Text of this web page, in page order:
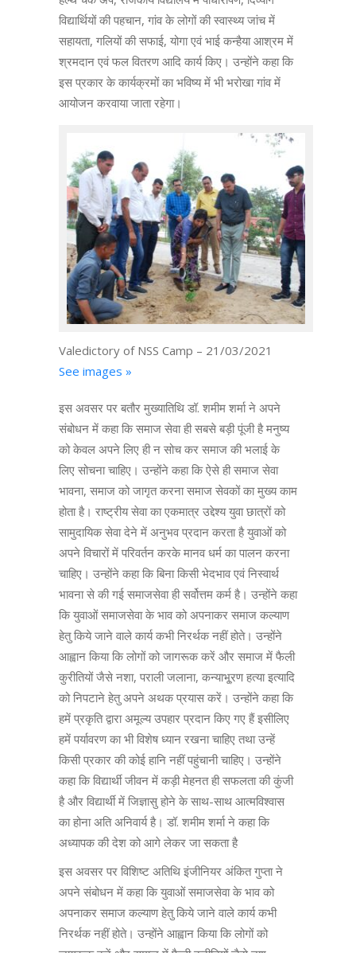
विद्यार्थियों की पहचान, गांव के लोगों की स्वास्थ्य जांच में
सहायता, गलियों की सफाई, योगा एवं भाई कन्हैया आश्रम में
श्रमदान एवं फल वितरण आदि कार्य किए। उन्होंने कहा कि
इस प्रकार के कार्यक्रमों का भविष्य में भी भरोखा गांव में
आयोजन करवाया जाता रहेगा।
Valedictory of NSS Camp – 21/03/2021
See images »
इस अवसर पर बतौर मुख्यातिथि डॉ. शमीम शर्मा ने अपने
संबोधन में कहा कि समाज सेवा ही सबसे बड़ी पूंजी है मनुष्य
को केवल अपने लिए ही न सोच कर समाज की भलाई के
लिए सोचना चाहिए। उन्होंने कहा कि ऐसे ही समाज सेवा
भावना, समाज को जागृत करना समाज सेवकों का मुख्य काम
होता है। राष्ट्रीय सेवा का एकमात्र उद्देश्य युवा छात्रों को
सामुदायिक सेवा देने में अनुभव प्रदान करता है युवाओं को
अपने विचारों में परिवर्तन करके मानव धर्म का पालन करना
चाहिए। उन्होंने कहा कि बिना किसी भेदभाव एवं निस्वार्थ
भावना से की गई समाजसेवा ही सर्वोत्तम कर्म है। उन्होंने कहा
कि युवाओं समाजसेवा के भाव को अपनाकर समाज कल्याण
हेतु किये जाने वाले कार्य कभी निरर्थक नहीं होते। उन्होंने
आह्वान किया कि लोगों को जागरूक करें और समाज में फैली
कुरीतियों जैसे नशा, पराली जलाना, कन्याभू्रण हत्या इत्यादि
को निपटाने हेतु अपने अथक प्रयास करें। उन्होंने कहा कि
हमें प्रकृति द्वारा अमूल्य उपहार प्रदान किए गए हैं इसीलिए
हमें पर्यावरण का भी विशेष ध्यान रखना चाहिए तथा उन्हें
किसी प्रकार की कोई हानि नहीं पहुंचानी चाहिए। उन्होंने
कहा कि विद्यार्थी जीवन में कड़ी मेहनत ही सफलता की कुंजी
है और विद्यार्थी में जिज्ञासु होने के साथ-साथ आत्मविश्वास
का होना अति अनिवार्य है। डॉ. शमीम शर्मा ने कहा कि
अध्यापक की देश को आगे लेकर जा सकता है
इस अवसर पर विशिष्ट अतिथि इंजीनियर अंकित गुप्ता ने
अपने संबोधन में कहा कि युवाओं समाजसेवा के भाव को
अपनाकर समाज कल्याण हेतु किये जाने वाले कार्य कभी
निरर्थक नहीं होते। उन्होंने आह्वान किया कि लोगों को